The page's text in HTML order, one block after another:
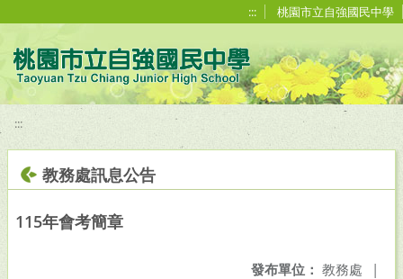
::: 桃園市立自強國民中學
:::
教務處訊息公告
115年會考簡章
發布單位： 教務處 |